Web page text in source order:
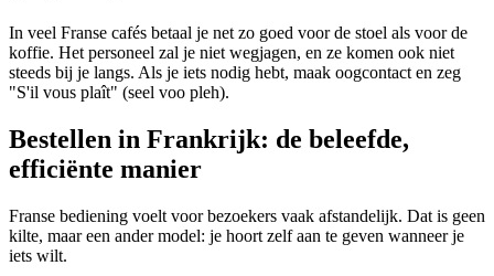
In veel Franse cafés betaal je net zo goed voor de stoel als voor de
koffie. Het personeel zal je niet wegjagen, en ze komen ook niet
steeds bij je langs. Als je iets nodig hebt, maak oogcontact en zeg
"S'il vous plaît" (seel voo pleh).
Bestellen in Frankrijk: de beleefde,
efficiënte manier
Franse bediening voelt voor bezoekers vaak afstandelijk. Dat is geen
kilte, maar een ander model: je hoort zelf aan te geven wanneer je
iets wilt.